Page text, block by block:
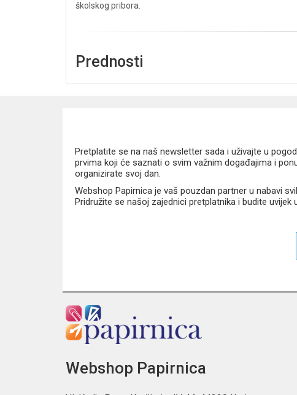
školskog pribora.
Prednosti
anatomski oblikovana leđa
široke i mekano podstavljene naramenice
podesivi prsni remen
jednostavno magnetno zatvaranje
reflektirajući elementi
Tehničke karakteristike
Proizvođač:
Šifra proizvoda:
0-98926
Pretplatite se na naš newsletter sada i uživajte u
prvima koji će saznati o svim važnim događajima i
organizirate svoj dan.
Webshop Papirnica je vaš pouzdan partner u nabavi
Pridružite se našoj zajednici pretplatnika i budite
Webshop Papirnica